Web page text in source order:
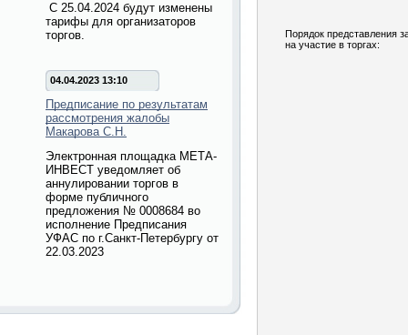
С 25.04.2024 будут изменены
тарифы для организаторов
торгов.
04.04.2023 13:10
Предписание по результатам
рассмотрения жалобы
Макарова С.Н.
Электронная площадка МЕТА-
ИНВЕСТ уведомляет об
аннулировании торгов в
форме публичного
предложения № 0008684 во
исполнение Предписания
УФАС по г.Санкт-Петербургу от
22.03.2023
Порядок представления
на участие в торгах: